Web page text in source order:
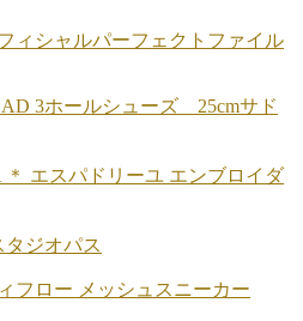
ィシャルパーフェクトファイル
3ホールシューズ 25cmサド
エスパドリーユ エンブロイダ
ジオパス
フロー メッシュスニーカー